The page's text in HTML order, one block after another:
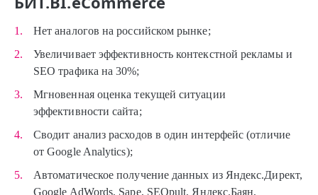
Нет аналогов на российском рынке;
Увеличивает эффективность контекстной рекламы и
SEO трафика на 30%;
Мгновенная оценка текущей ситуации
эффективности сайта;
Сводит анализ расходов в один интерфейс (отличие
от Google Analytics);
Автоматическое получение данных из Яндекс.Директ,
Google AdWords, Sape, SEOpult, Яндекс.Баян,